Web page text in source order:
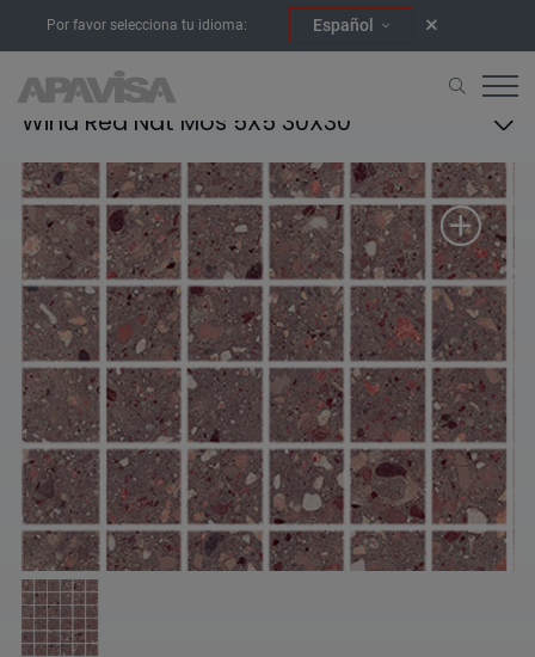
Por favor selecciona tu idioma: Español
Wind Red Nat Mos 5X5 30X30